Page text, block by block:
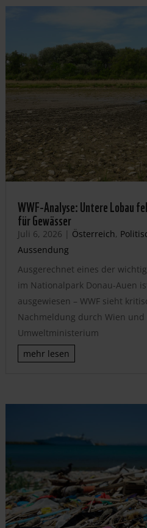
WWF-Analyse: Untere Lobau
für Gewässer
Juli 6, 2026 | Österreich,
Aussendung
Ausgerechnet eines der
im Nationalpark Donau-Auen
ausgewiesen – WWF sieht
Nachmeldung durch Wien
Umweltministerium
mehr lesen